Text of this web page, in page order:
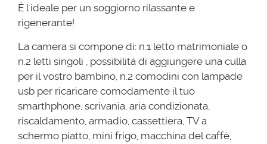
È l'ideale per un soggiorno rilassante e
rigenerante!
La camera si compone di: n.1 letto matrimoniale o
n.2 letti singoli , possibilità di aggiungere una culla
per il vostro bambino, n.2 comodini con lampade
usb per ricaricare comodamente il tuo
smarthphone, scrivania, aria condizionata,
riscaldamento, armadio, cassettiera, TV a
schermo piatto, mini frigo, macchina del caffè,